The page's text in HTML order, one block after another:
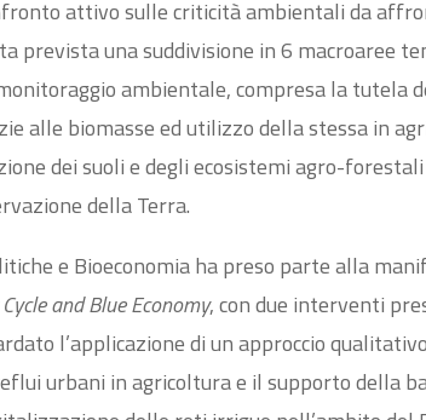
attivo sulle criticità ambientali da
prevista una suddivisione in 6 macroaree
ambientale, compresa la tutela
alle biomasse ed utilizzo della stessa in
dei suoli e degli ecosistemi agro-
della Terra.
e Bioeconomia ha preso parte alla
and Blue Economy, con due interventi
l’applicazione di un approccio
urbani in agricoltura e il supporto della